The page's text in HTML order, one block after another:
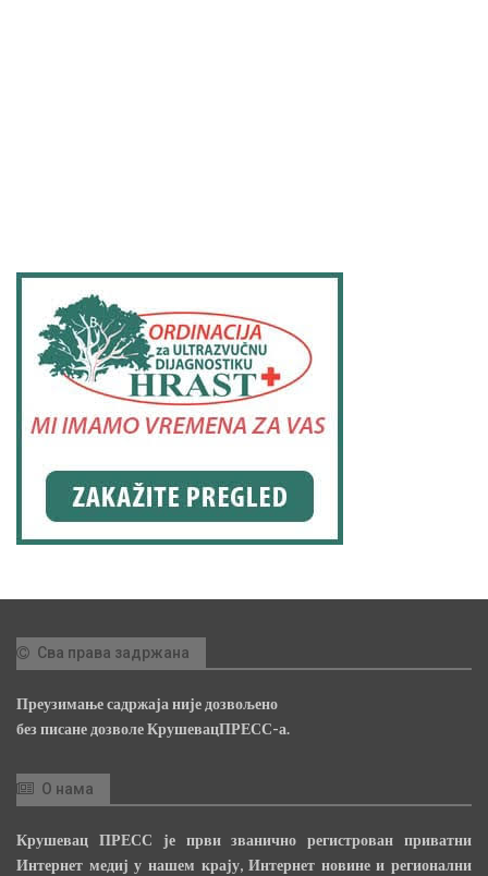
Сва права задржана
Преузимање садржаја није дозвољено
без писане дозволе КрушевацПРЕСС-а.
О нама
Крушевац ПРЕСС је први званично регистрован приватни
Интернет медиј у нашем крају, Интернет новине и регионални